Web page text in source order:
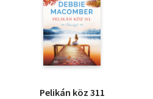
Pelikán köz 311